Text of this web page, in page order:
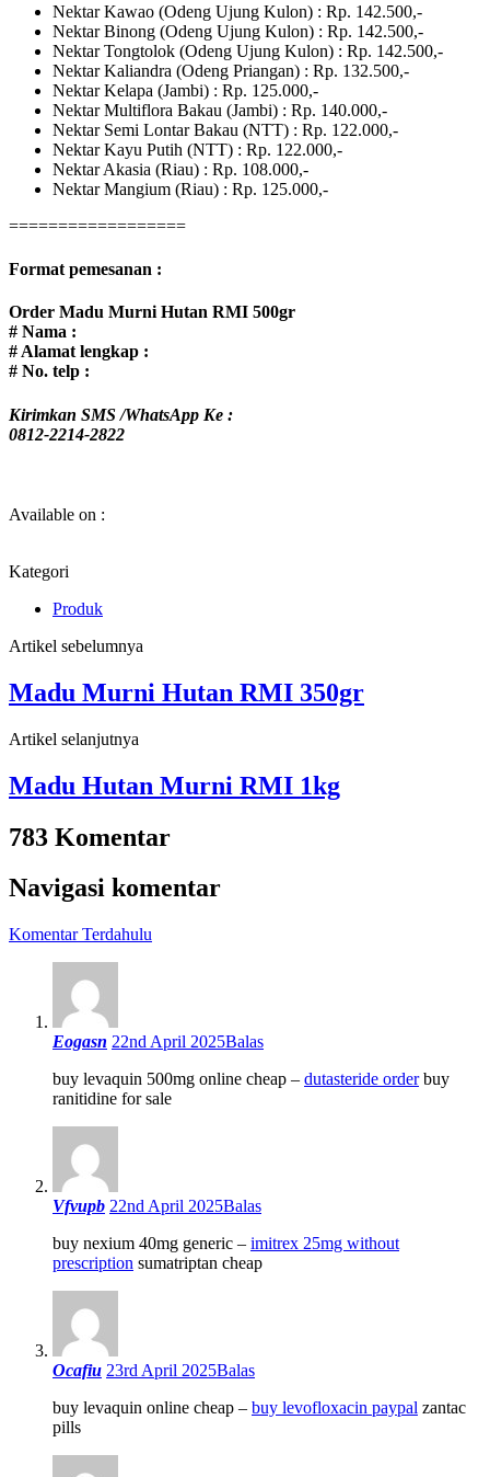
Nektar Kawao (Odeng Ujung Kulon) : Rp. 142.500,-
Nektar Binong (Odeng Ujung Kulon) : Rp. 142.500,-
Nektar Tongtolok (Odeng Ujung Kulon) : Rp. 142.500,-
Nektar Kaliandra (Odeng Priangan) : Rp. 132.500,-
Nektar Kelapa (Jambi) : Rp. 125.000,-
Nektar Multiflora Bakau (Jambi) : Rp. 140.000,-
Nektar Semi Lontar Bakau (NTT) : Rp. 122.000,-
Nektar Kayu Putih (NTT) : Rp. 122.000,-
Nektar Akasia (Riau) : Rp. 108.000,-
Nektar Mangium (Riau) : Rp. 125.000,-
==================
Format pemesanan :
Order Madu Murni Hutan RMI 500gr
# Nama :
# Alamat lengkap :
# No. telp :
Kirimkan SMS /WhatsApp Ke :
0812-2214-2822
Available on :
Kategori
Produk
Artikel sebelumnya
Madu Murni Hutan RMI 350gr
Artikel selanjutnya
Madu Hutan Murni RMI 1kg
783 Komentar
Navigasi komentar
Komentar Terdahulu
Eogasn 22nd April 2025Balas
buy levaquin 500mg online cheap – dutasteride orderbuy
ranitidine for sale
Vfvupb 22nd April 2025Balas
buy nexium 40mg generic – imitrex 25mg without
prescription sumatriptan cheap
Ocafiu 23rd April 2025Balas
buy levaquin online cheap – buy levofloxacin paypal zantac
pills